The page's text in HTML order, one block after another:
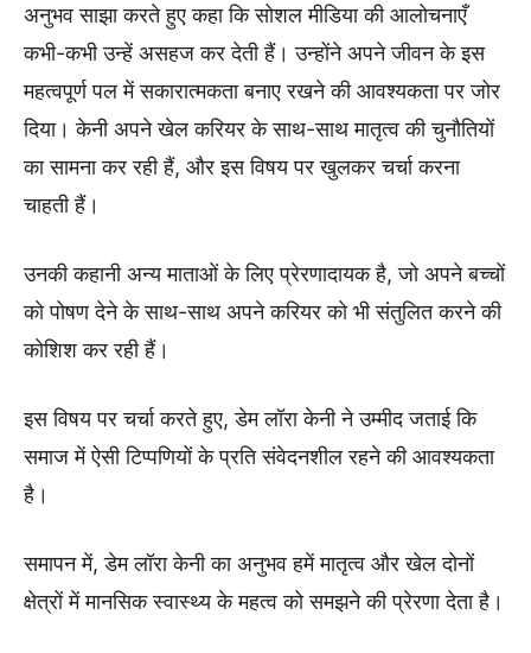
अनुभव साझा करते हुए कहा कि सोशल मीडिया की आलोचनाएँ
कभी-कभी उन्हें असहज कर देती हैं। उन्होंने अपने जीवन के इस
महत्वपूर्ण पल में सकारात्मकता बनाए रखने की आवश्यकता पर जोर
दिया। केनी अपने खेल करियर के साथ-साथ मातृत्व की चुनौतियों
का सामना कर रही हैं, और इस विषय पर खुलकर चर्चा करना
चाहती हैं।
उनकी कहानी अन्य माताओं के लिए प्रेरणादायक है, जो अपने बच्चों
को पोषण देने के साथ-साथ अपने करियर को भी संतुलित करने की
कोशिश कर रही हैं।
इस विषय पर चर्चा करते हुए, डेम लॉरा केनी ने उम्मीद जताई कि
समाज में ऐसी टिप्पणियों के प्रति संवेदनशील रहने की आवश्यकता
है।
समापन में, डेम लॉरा केनी का अनुभव हमें मातृत्व और खेल दोनों
क्षेत्रों में मानसिक स्वास्थ्य के महत्व को समझने की प्रेरणा देता है।